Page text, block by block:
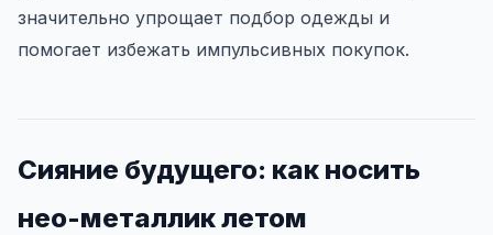
значительно упрощает подбор одежды и
помогает избежать импульсивных покупок.
Сияние будущего: как носить
нео-металлик летом